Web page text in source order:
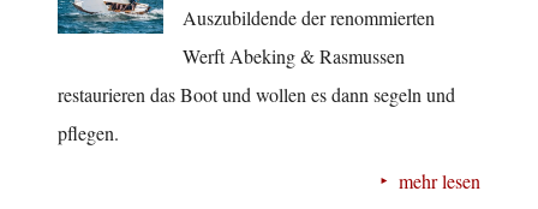
Auszubildende der renommierten
Werft Abeking & Rasmussen
restaurieren das Boot und wollen es dann segeln und
pflegen.
mehr lesen